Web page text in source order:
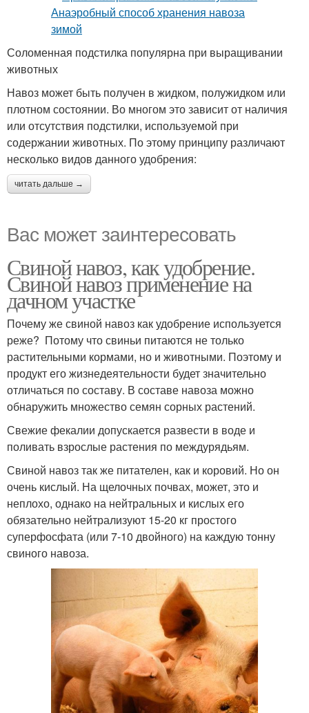
Соломенная подстилка популярна при выращивании
животных
Навоз может быть получен в жидком, полужидком или
плотном состоянии. Во многом это зависит от наличия
или отсутствия подстилки, используемой при
содержании животных. По этому принципу различают
несколько видов данного удобрения:
читать дальше →
Вас может заинтересовать
Свиной навоз, как удобрение.
Свиной навоз применение на
дачном участке
Почему же свиной навоз как удобрение используется
реже? Потому что свиньи питаются не только
растительными кормами, но и животными. Поэтому и
продукт его жизнедеятельности будет значительно
отличаться по составу. В составе навоза можно
обнаружить множество семян сорных растений.
Свежие фекалии допускается развести в воде и
поливать взрослые растения по междурядьям.
Свиной навоз так же питателен, как и коровий. Но он
очень кислый. На щелочных почвах, может, это и
неплохо, однако на нейтральных и кислых его
обязательно нейтрализуют 15-20 кг простого
суперфосфата (или 7-10 двойного) на каждую тонну
свиного навоза.